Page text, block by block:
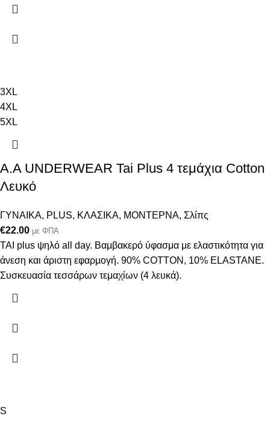
3XL
4XL
5XL
A.A UNDERWEAR Tai Plus 4 τεμάχια Cotton
Λευκό
ΓΥΝΑΙΚΑ, PLUS, ΚΛΑΣΙΚΑ, ΜΟΝΤΕΡΝΑ, Σλίπς
€22.00 με ΦΠΑ
ΤΑΙ plus ψηλό all day. Βαμβακερό ύφασμα με ελαστικότητα για
άνεση και άριστη εφαρμογή. 90% COTTON, 10% ELASTANΕ.
Συσκευασία τεσσάρων τεμαχίων (4 λευκά).
S